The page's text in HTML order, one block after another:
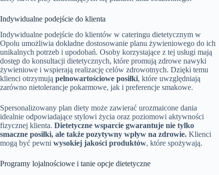
Indywidualne podejście do klienta
Indywidualne podejście do klientów w cateringu dietetycznym w
Opolu umożliwia dokładne dostosowanie planu żywieniowego do ich
unikalnych potrzeb i upodobań. Osoby korzystające z tej usługi mają
dostęp do konsultacji dietetycznych, które promują zdrowe nawyki
żywieniowe i wspierają realizację celów zdrowotnych. Dzięki temu
klienci otrzymują pełnowartościowe posiłki, które uwzględniają
zarówno nietolerancje pokarmowe, jak i preferencje smakowe.
Spersonalizowany plan diety może zawierać urozmaicone dania
idealnie odpowiadające stylowi życia oraz poziomowi aktywności
fizycznej klienta. Dietetyczne wsparcie gwarantuje nie tylko
smaczne posiłki, ale także pozytywny wpływ na zdrowie. Klienci
mogą być pewni wysokiej jakości produktów, które spożywają.
Programy lojalnościowe i tanie opcje dietetyczne